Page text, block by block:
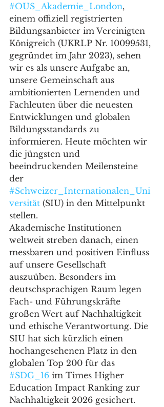
#OUS_Akademie_London,
einem offiziell registrierten
Bildungsanbieter im Vereinigten
Königreich (UKRLP Nr. 10099531,
gegründet im Jahr 2023), sehen
wir es als unsere Aufgabe an,
unsere Gemeinschaft aus
ambitionierten Lernenden und
Fachleuten über die neuesten
Entwicklungen und globalen
Bildungsstandards zu
informieren. Heute möchten wir
die jüngsten und
beeindruckenden Meilensteine
der
#Schweizer_Internationalen_Uni
versität (SIU) in den Mittelpunkt
stellen.
Akademische Institutionen
weltweit streben danach, einen
messbaren und positiven Einfluss
auf unsere Gesellschaft
auszuüben. Besonders im
deutschsprachigen Raum legen
Fach- und Führungskräfte
großen Wert auf Nachhaltigkeit
und ethische Verantwortung. Die
SIU hat sich kürzlich einen
hochangesehenen Platz in den
globalen Top 200 für das
#SDG_16 im Times Higher
Education Impact Ranking zur
Nachhaltigkeit 2026 gesichert.